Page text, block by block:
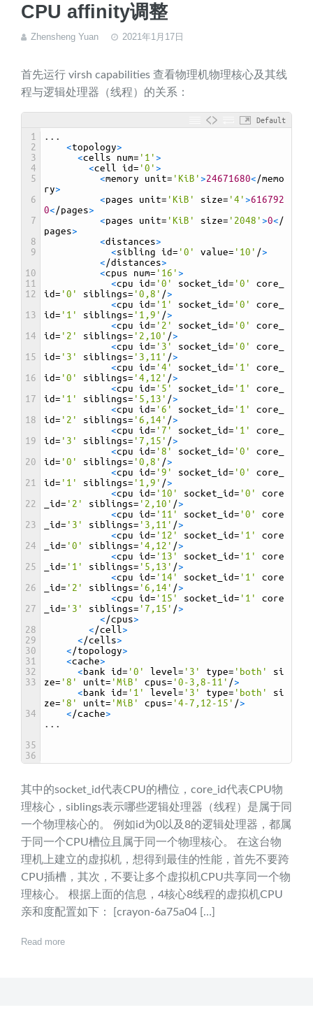
CPU affinity调整
Zhensheng Yuan 2021年1月17日
首先运行 virsh capabilities 查看物理机物理核心及其线
程与逻辑处理器（线程）的关系：
Default
1
2
3
4
5
6
7
8
9
10
11
12
13
14
15
16
17
18
19
20
21
22
23
24
25
26
27
28
29
30
31
32
33
34
35
36
. . .
<topology>
<cells num= '1' >
<cell id= '0' >
<memory unit= 'KiB' >24671680< /memo
ry>
<pages unit= 'KiB' size= '4' >616792
0< /pages>
<pages unit= 'KiB' size= '2048' >0< /
pages>
<distances>
<sibling id= '0' value= '10' />
< /distances>
<cpus num= '16' >
<cpu id= '0' socket_id= '0'
core_
id= '0' siblings= '0,8' />
<cpu id= '1' socket_id= '0'
core_
id= '1' siblings= '1,9' />
<cpu id= '2' socket_id= '0'
core_
id= '2' siblings= '2,10' />
<cpu id= '3' socket_id= '0'
core_
id= '3' siblings= '3,11' />
<cpu id= '4' socket_id= '1'
core_
id= '0' siblings= '4,12' />
<cpu id= '5' socket_id= '1'
core_
id= '1' siblings= '5,13' />
<cpu id= '6' socket_id= '1'
core_
id= '2' siblings= '6,14' />
<cpu id= '7' socket_id= '1'
core_
id= '3' siblings= '7,15' />
<cpu id= '8' socket_id= '0'
core_
id= '0' siblings= '0,8' />
<cpu id= '9' socket_id= '0'
core_
id= '1' siblings= '1,9' />
<cpu id= '10' socket_id= '0'
core
_id= '2' siblings= '2,10' />
<cpu id= '11' socket_id= '0'
core
_id= '3' siblings= '3,11' />
<cpu id= '12' socket_id= '1'
core
_id= '0' siblings= '4,12' />
<cpu id= '13' socket_id= '1'
core
_id= '1' siblings= '5,13' />
<cpu id= '14' socket_id= '1'
core
_id= '2' siblings= '6,14' />
<cpu id= '15' socket_id= '1'
core
_id= '3' siblings= '7,15' />
< /cpus>
< /cell>
< /cells>
< /topology>
<cache>
<bank id= '0' level= '3' type= 'both'
si
ze= '8' unit= 'MiB' cpus= '0-3,8-11' />
<bank id= '1' level= '3' type= 'both'
si
ze= '8' unit= 'MiB' cpus= '4-7,12-15' />
< /cache>
. . .
其中的socket_id代表CPU的槽位，core_id代表CPU物
理核心，siblings表示哪些逻辑处理器（线程）是属于同
一个物理核心的。 例如id为0以及8的逻辑处理器，都属
于同一个CPU槽位且属于同一个物理核心。 在这台物
理机上建立的虚拟机，想得到最佳的性能，首先不要跨
CPU插槽，其次，不要让多个虚拟机CPU共享同一个物
理核心。 根据上面的信息，4核心8线程的虚拟机CPU
亲和度配置如下： [crayon-6a75a04 […]
Read more